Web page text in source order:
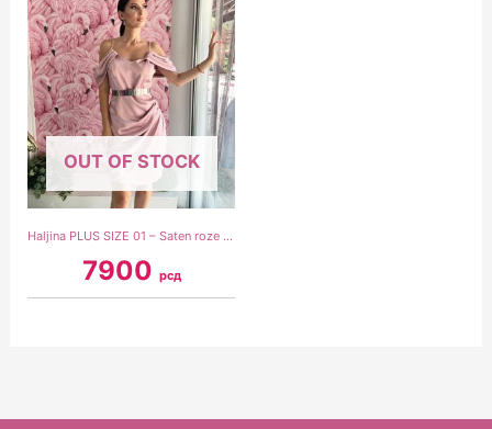
OUT OF STOCK
Haljina PLUS SIZE 01 – Saten roze (46)
7900 рсд